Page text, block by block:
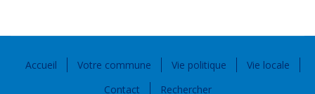
Accueil Votre commune Vie politique
Vie locale
Contact
Rechercher